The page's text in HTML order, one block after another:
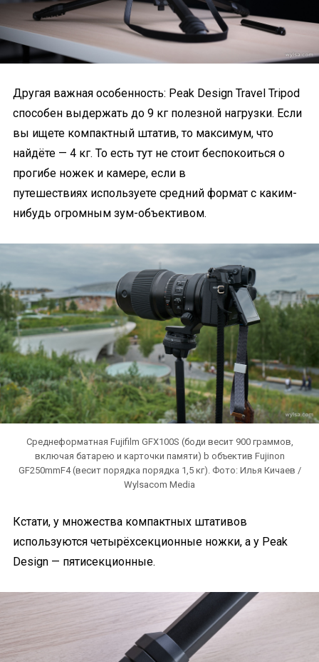
Другая важная особенность: Peak Design Travel Tripod
способен выдержать до 9 кг полезной нагрузки. Если
вы ищете компактный штатив, то максимум, что
найдёте — 4 кг. То есть тут не стоит беспокоиться о
прогибе ножек и камере, если в
путешествиях используете средний формат с каким-
нибудь огромным зум-объективом.
Среднеформатная Fujifilm GFX100S (боди весит 900 граммов,
включая батарею и карточки памяти) b объектив Fujinon
GF250mmF4 (весит порядка порядка 1,5 кг). Фото: Илья Кичаев /
Wylsacom Media
Кстати, у множества компактных штативов
используются четырёхсекционные ножки, а у Peak
Design — пятисекционные.